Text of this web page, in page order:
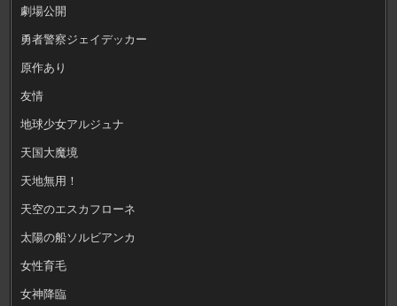
劇場公開
勇者警察ジェイデッカー
原作あり
友情
地球少女アルジュナ
天国大魔境
天地無用！
天空のエスカフローネ
太陽の船ソルビアンカ
女性育毛
女神降臨